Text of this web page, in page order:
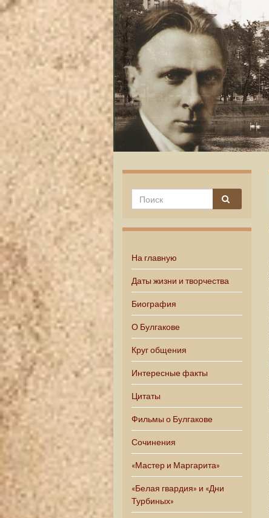
На главную
Даты жизни и творчества
Биография
О Булгакове
Круг общения
Интересные факты
Цитаты
Фильмы о Булгакове
Сочинения
«Мастер и Маргарита»
«Белая гвардия» и «Дни
Турбиных»